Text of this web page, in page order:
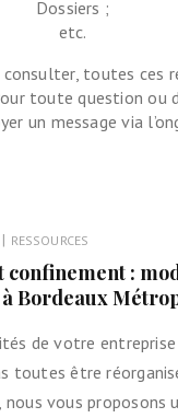
Dossiers ;
etc.
consulter, toutes ces
toute question ou
un message via
| RESSOURCES
confinement :
à Bordeaux
de votre entreprise
toutes être
vous proposons